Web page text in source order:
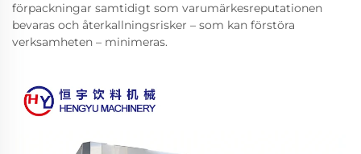
förpackningar samtidigt som varumärkesreputationen
bevaras och återkallningsrisker – som kan förstöra
verksamheten – minimeras.